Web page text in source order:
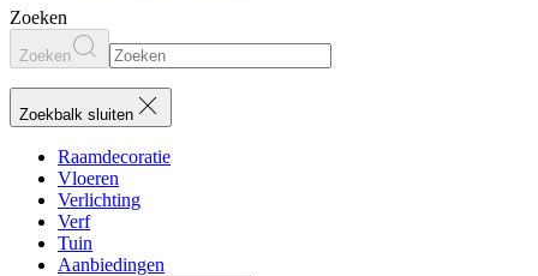
Zoeken
Zoeken
Zoekbalk sluiten
Raamdecoratie
Vloeren
Verlichting
Verf
Tuin
Aanbiedingen